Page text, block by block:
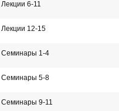
Лекции 6-11
Лекции 12-15
Семинары 1-4
Семинары 5-8
Семинары 9-11